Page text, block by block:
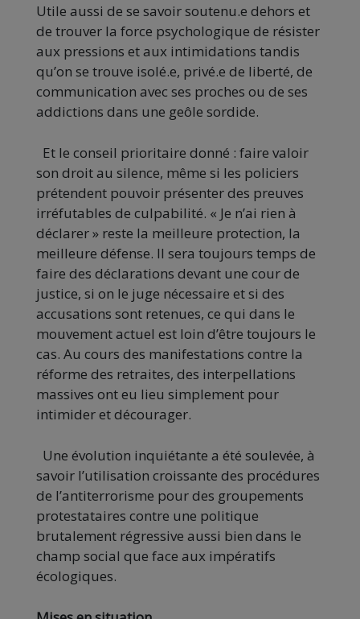
Utile aussi de se savoir soutenu.e dehors et
de trouver la force psychologique de résister
aux pressions et aux intimidations tandis
qu’on se trouve isolé.e, privé.e de liberté, de
communication avec ses proches ou de ses
addictions dans une geôle sordide.
Et le conseil prioritaire donné : faire valoir
son droit au silence, même si les policiers
prétendent pouvoir présenter des preuves
irréfutables de culpabilité. « Je n’ai rien à
déclarer » reste la meilleure protection, la
meilleure défense. Il sera toujours temps de
faire des déclarations devant une cour de
justice, si on le juge nécessaire et si des
accusations sont retenues, ce qui dans le
mouvement actuel est loin d’être toujours le
cas. Au cours des manifestations contre la
réforme des retraites, des interpellations
massives ont eu lieu simplement pour
intimider et décourager.
Une évolution inquiétante a été soulevée, à
savoir l’utilisation croissante des procédures
de l’antiterrorisme pour des groupements
protestataires contre une politique
brutalement régressive aussi bien dans le
champ social que face aux impératifs
écologiques.